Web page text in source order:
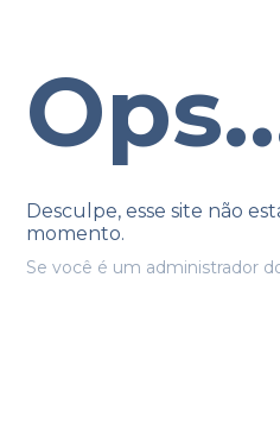
Desculpe, esse site não
momento.
Se você é um administrador